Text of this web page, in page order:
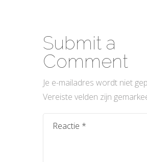
Submit a
Comment
Je e-mailadres wordt niet
Vereiste velden zijn